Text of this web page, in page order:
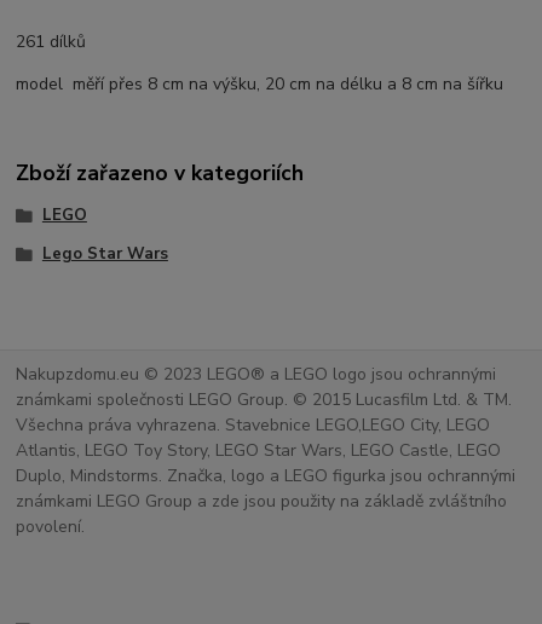
261 dílků
model měří přes 8 cm na výšku, 20 cm na délku a 8 cm na šířku
Zboží zařazeno v kategoriích
LEGO
Lego Star Wars
Nakupzdomu.eu © 2023 LEGO® a LEGO logo jsou ochrannými
známkami společnosti LEGO Group. © 2015 Lucasfilm Ltd. & TM.
Všechna práva vyhrazena. Stavebnice LEGO,LEGO City, LEGO
Atlantis, LEGO Toy Story, LEGO Star Wars, LEGO Castle, LEGO
Duplo, Mindstorms. Značka, logo a LEGO figurka jsou ochrannými
známkami LEGO Group a zde jsou použity na základě zvláštního
povolení.